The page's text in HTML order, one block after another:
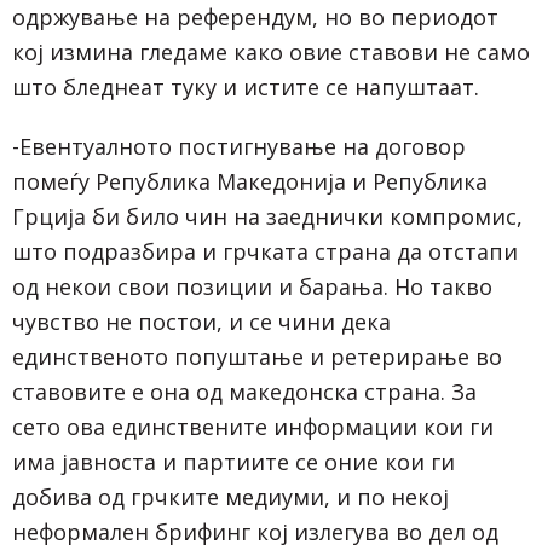
одржување на референдум, но во периодот
кој измина гледаме како овие ставови не само
што бледнеат туку и истите се напуштаат.
-Евентуалното постигнување на договор
помеѓу Република Македонија и Република
Грција би било чин на заеднички компромис,
што подразбира и грчката страна да отстапи
од некои свои позиции и барања. Но такво
чувство не постои, и се чини дека
единственото попуштање и ретерирање во
ставовите е она од македонска страна. За
сето ова единствените информации кои ги
има јавноста и партиите се оние кои ги
добива од грчките медиуми, и по некој
неформален брифинг кој излегува во дел од